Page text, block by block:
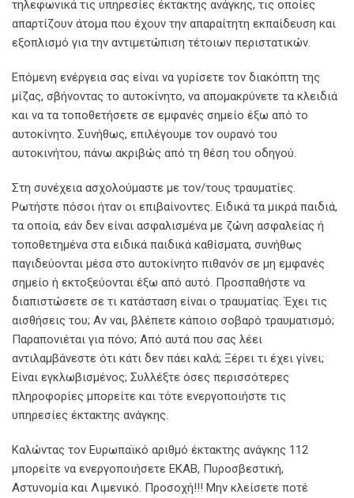
τηλεφωνικά τις υπηρεσίες έκτακτης ανάγκης, τις οποίες
απαρτίζουν άτομα που έχουν την απαραίτητη εκπαίδευση και
εξοπλισμό για την αντιμετώπιση τέτοιων περιστατικών.
Επόμενη ενέργεια σας είναι να γυρίσετε τον διακόπτη της
μίζας, σβήνοντας το αυτοκίνητο, να απομακρύνετε τα κλειδιά
και να τα τοποθετήσετε σε εμφανές σημείο έξω από το
αυτοκίνητο. Συνήθως, επιλέγουμε τον ουρανό του
αυτοκινήτου, πάνω ακριβώς από τη θέση του οδηγού.
Στη συνέχεια ασχολούμαστε με τον/τους τραυματίες.
Ρωτήστε πόσοι ήταν οι επιβαίνοντες. Ειδικά τα μικρά παιδιά,
τα οποία, εάν δεν είναι ασφαλισμένα με ζώνη ασφαλείας ή
τοποθετημένα στα ειδικά παιδικά καθίσματα, συνήθως
παγιδεύονται μέσα στο αυτοκίνητο πιθανόν σε μη εμφανές
σημείο ή εκτοξεύονται έξω από αυτό. Προσπαθήστε να
διαπιστώσετε σε τι κατάσταση είναι ο τραυματίας. Έχει τις
αισθήσεις του; Αν ναι, βλέπετε κάποιο σοβαρό τραυματισμό;
Παραπονιέται για πόνο; Από αυτά που σας λέει
αντιλαμβάνεστε ότι κάτι δεν πάει καλά; Ξέρει τι έχει γίνει;
Είναι εγκλωβισμένος; Συλλέξτε όσες περισσότερες
πληροφορίες μπορείτε και τότε ενεργοποιήστε τις
υπηρεσίες έκτακτης ανάγκης.
Καλώντας τον Ευρωπαϊκό αριθμό έκτακτης ανάγκης 112
μπορείτε να ενεργοποιήσετε ΕΚΑΒ, Πυροσβεστική,
Αστυνομία και Λιμενικό. Προσοχή!!! Μην κλείσετε ποτέ